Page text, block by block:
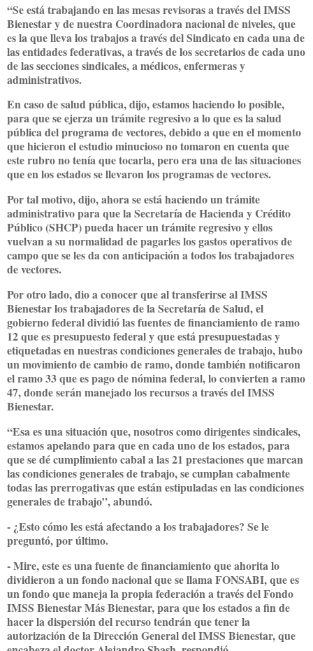
“Se está trabajando en las mesas revisoras a través del IMSS
Bienestar y de nuestra Coordinadora nacional de niveles, que
es la que lleva los trabajos a través del Sindicato en cada una de
las entidades federativas, a través de los secretarios de cada uno
de las secciones sindicales, a médicos, enfermeras y
administrativos.
En caso de salud pública, dijo, estamos haciendo lo posible,
para que se ejerza un trámite regresivo a lo que es la salud
pública del programa de vectores, debido a que en el momento
que hicieron el estudio minucioso no tomaron en cuenta que
este rubro no tenía que tocarla, pero era una de las situaciones
que en los estados se llevaron los programas de vectores.
Por tal motivo, dijo, ahora se está haciendo un trámite
administrativo para que la Secretaría de Hacienda y Crédito
Público (SHCP) pueda hacer un trámite regresivo y ellos
vuelvan a su normalidad de pagarles los gastos operativos de
campo que se les da con anticipación a todos los trabajadores
de vectores.
Por otro lado, dio a conocer que al transferirse al IMSS
Bienestar los trabajadores de la Secretaría de Salud, el
gobierno federal dividió las fuentes de financiamiento de ramo
12 que es presupuesto federal y que está presupuestadas y
etiquetadas en nuestras condiciones generales de trabajo, hubo
un movimiento de cambio de ramo, donde también notificaron
el ramo 33 que es pago de nómina federal, lo convierten a ramo
47, donde serán manejado los recursos a través del IMSS
Bienestar.
“Esa es una situación que, nosotros como dirigentes sindicales,
estamos apelando para que en cada uno de los estados, para
que se dé cumplimiento cabal a las 21 prestaciones que marcan
las condiciones generales de trabajo, se cumplan cabalmente
todas las prerrogativas que están estipuladas en las condiciones
generales de trabajo”, abundó.
- ¿Esto cómo les está afectando a los trabajadores? Se le
preguntó, por último.
- Mire, este es una fuente de financiamiento que ahorita lo
dividieron a un fondo nacional que se llama FONSABI, que es
un fondo que maneja la propia federación a través del Fondo
IMSS Bienestar Más Bienestar, para que los estados a fin de
hacer la dispersión del recurso tendrán que tener la
autorización de la Dirección General del IMSS Bienestar, que